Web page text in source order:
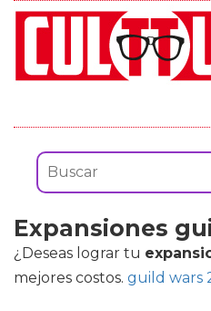
Expansiones
¿Deseas lograr tu
mejores costos. guild wars